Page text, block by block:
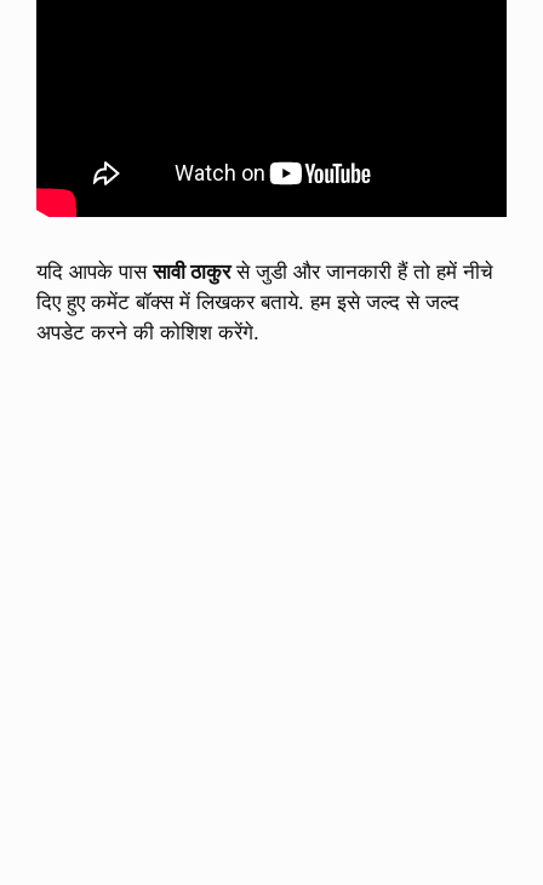
यदि आपके पाससावी ठाकुरसे जुडी और जानकारी हैं तो हमें नीचे
दिए हुए कमेंट बॉक्स में लिखकर बताये. हम इसे जल्द से जल्द
अपडेट करने की कोशिश करेंगे.